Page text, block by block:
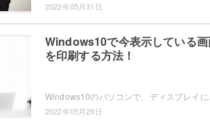
2022年05月31日
Windows10で今表示している
を印刷する方法！
2022年05月29日